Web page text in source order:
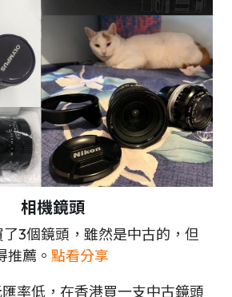
相機鏡頭
3個鏡頭，雖然是中古的，但
推薦。 點看分享
率低，在香港買一支中古鏡頭